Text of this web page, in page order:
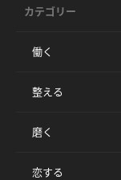
カテゴリー
働く
整える
磨く
恋する